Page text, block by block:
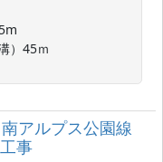
）45ｍ
アルプス公園線
事